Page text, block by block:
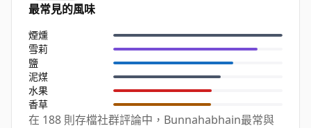
最常見的風味
煙燻
雪莉
鹽
泥煤
水果
香草
在 188 則存檔社群評論中，Bunnahabhain最常與